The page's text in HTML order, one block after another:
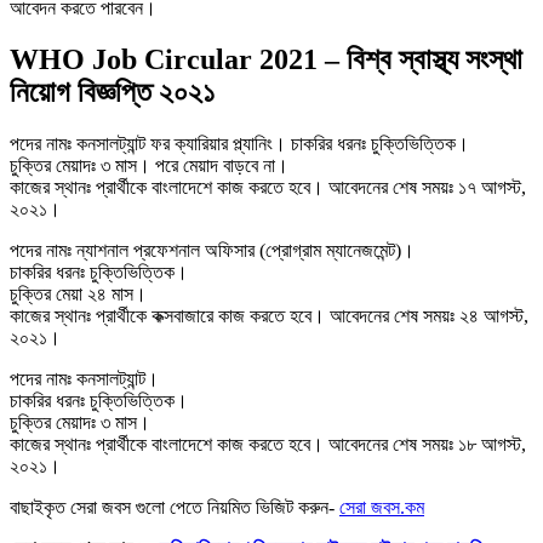
আবেদন করতে পারবেন।
WHO Job Circular 2021 – বিশ্ব স্বাস্থ্য সংস্থা
নিয়োগ বিজ্ঞপ্তি ২০২১
পদের নামঃ কনসালট্যান্ট ফর ক্যারিয়ার প্ল্যানিং। চাকরির ধরনঃ চুক্তিভিত্তিক।
চুক্তির মেয়াদঃ ৩ মাস। পরে মেয়াদ বাড়বে না।
কাজের স্থানঃ প্রার্থীকে বাংলাদেশে কাজ করতে হবে। আবেদনের শেষ সময়ঃ ১৭ আগস্ট,
২০২১।
পদের নামঃ ন্যাশনাল প্রফেশনাল অফিসার (প্রোগ্রাম ম্যানেজমেন্ট)।
চাকরির ধরনঃ চুক্তিভিত্তিক।
চুক্তির মেয়া ২৪ মাস।
কাজের স্থানঃ প্রার্থীকে কক্সবাজারে কাজ করতে হবে। আবেদনের শেষ সময়ঃ ২৪ আগস্ট,
২০২১।
পদের নামঃ কনসালট্যান্ট।
চাকরির ধরনঃ চুক্তিভিত্তিক।
চুক্তির মেয়াদঃ ৩ মাস।
কাজের স্থানঃ প্রার্থীকে বাংলাদেশে কাজ করতে হবে। আবেদনের শেষ সময়ঃ ১৮ আগস্ট,
২০২১।
বাছাইকৃত সেরা জবস গুলো পেতে নিয়মিত ভিজিট করুন- সেরা জবস.কম